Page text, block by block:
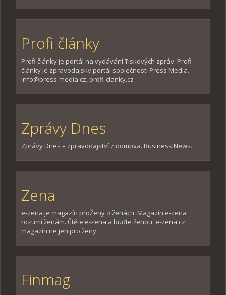
Profi články
Profi články je portál na vydávání Tiskových zpráv. Profi
články je zpravodajsky portál společnosti Press Media.
info@press-media.cz, profi-clanky.cz
Zprávy Dnes
Zprávy Dnes – zpravodajství z domova. Business News.
Zena
e-zena je magazín proŽeny o ženách. Magazín e-zena
rozumí ženám. Čtěte e-zena a buďte ženou. e-zena.cz
magazín ne jen pro ženy.
Finmag